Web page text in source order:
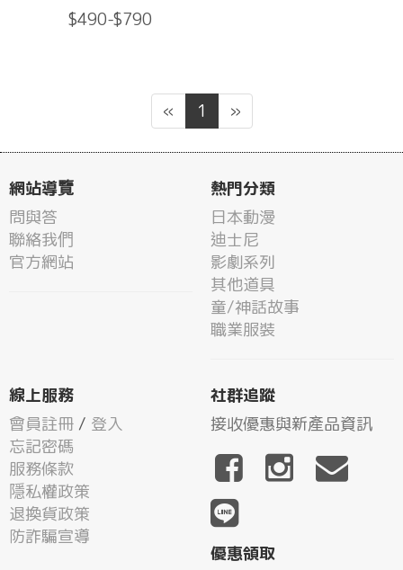
$490-$790
« 1 »
網站導覽
問與答
聯絡我們
官方網站
熱門分類
日本動漫
迪士尼
影劇系列
其他道具
童/神話故事
職業服裝
線上服務
會員註冊 / 登入
忘記密碼
服務條款
隱私權政策
退換貨政策
防詐騙宣導
社群追蹤
接收優惠與新產品資訊
優惠領取